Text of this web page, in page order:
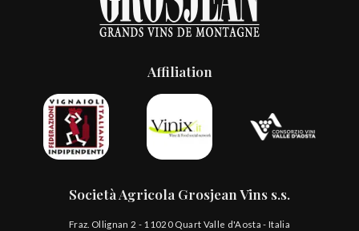
Affiliation
Società Agricola Grosjean Vins s.s.
Fraz. Ollignan 2 - 11020 Quart Valle d'Aosta - Italia